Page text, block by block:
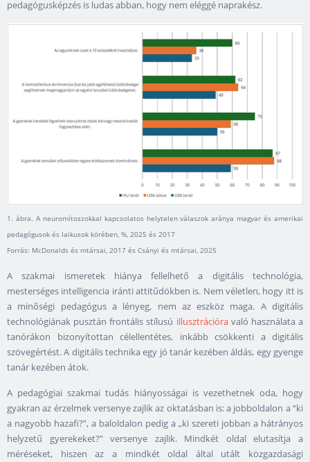
pedagógusképzés is ludas abban, hogy nem eléggé naprakész.
1. ábra. A neuromítoszokkal kapcsolatos helytelen válaszok aránya magyar és amerikai
pedagógusok és laikusok körében, %, 2025 és 2017
Forrás: McDonalds és mtársai, 2017 és Csányi és mtársai, 2025
A szakmai ismeretek hiánya fellelhető a digitális technológia,
mesterséges intelligencia iránti attitűdökben is. Nem véletlen, hogy itt is
a minőségi pedagógus a lényeg, nem az eszköz maga. A digitális
technológiának pusztán frontális stílusú illusztrációravaló használata a
tanórákon bizonyítottan célellentétes, inkább csökkenti a digitális
szövegértést. A digitális technika egy jó tanár kezében áldás, egy gyenge
tanár kezében átok.
A pedagógiai szakmai tudás hiányosságai is vezethetnek oda, hogy
gyakran az érzelmek versenye zajlik az oktatásban is: a jobboldalon a “ki
a nagyobb hazafi?”, a baloldalon pedig a „ki szereti jobban a hátrányos
helyzetű gyerekeket?” versenye zajlik. Mindkét oldal elutasítja a
méréseket, hiszen az a mindkét oldal által utált közgazdasági